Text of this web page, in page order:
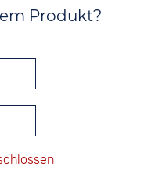
Produkt?